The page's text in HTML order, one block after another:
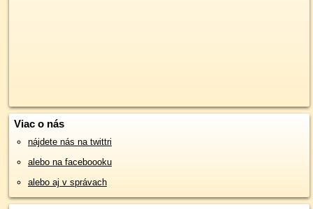
Viac o nás
nájdete nás na twittri
alebo na faceboooku
alebo aj v správach